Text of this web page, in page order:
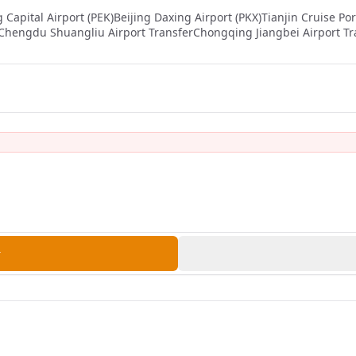
Capital Airport (PEK)Beijing Daxing Airport (PKX)Tianjin Cruise
Shuangliu Airport TransferChongqing Jiangbei Airport